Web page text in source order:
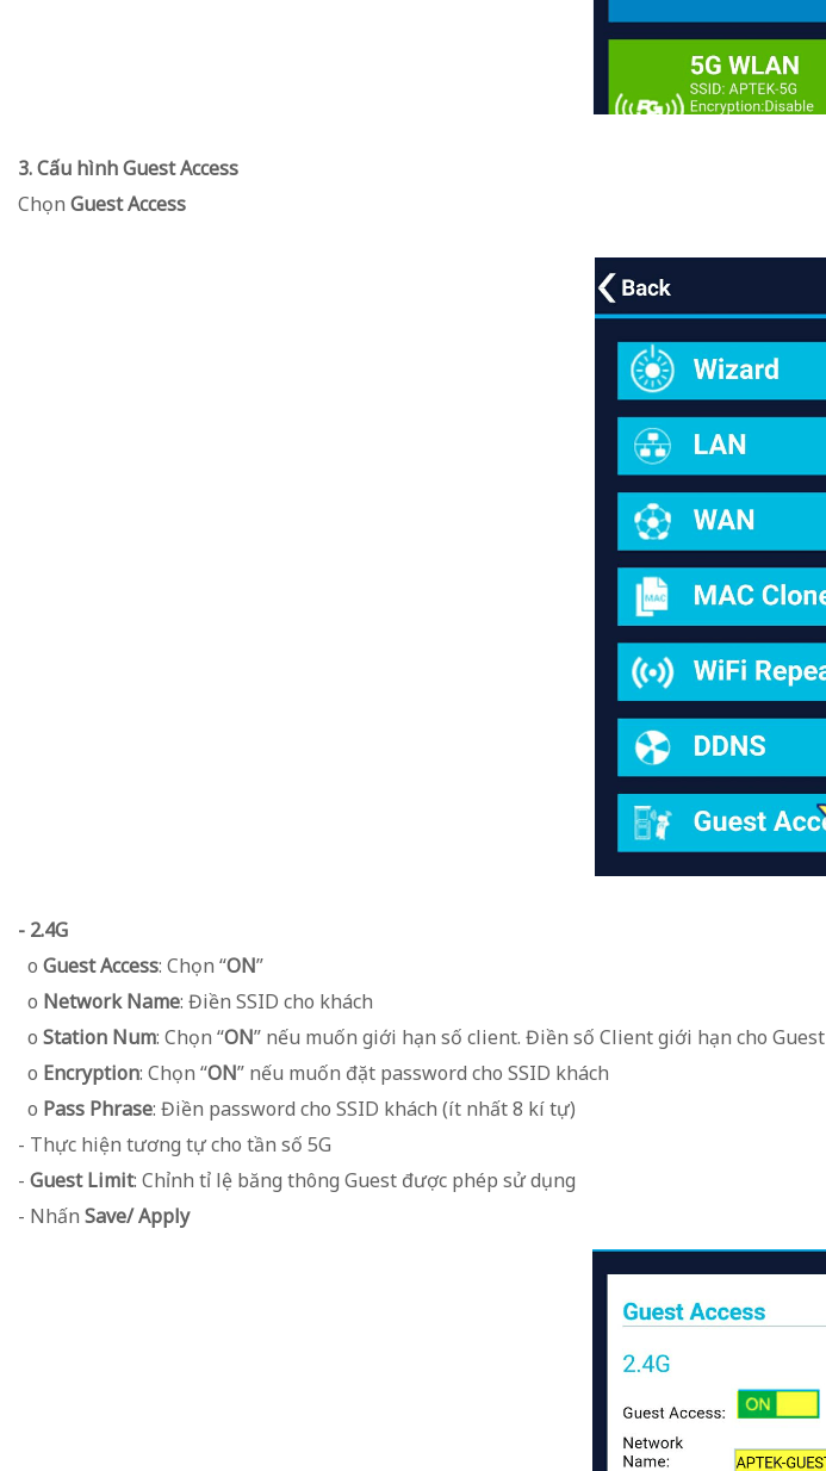
3. Cấu hình Guest Access
Chọn Guest Access
- 2.4G
o Guest Access: Chọn “ON”
o Network Name: Điền SSID cho khách
o Station Num: Chọn “ON” nếu muốn giới hạn số client. Điền số Client giới hạn cho Guest
o Encryption: Chọn “ON” nếu muốn đặt password cho SSID khách
o Pass Phrase: Điền password cho SSID khách (ít nhất 8 kí tự)
- Thực hiện tương tự cho tần số 5G
- Guest Limit: Chỉnh tỉ lệ băng thông Guest được phép sử dụng
- Nhấn Save/ Apply